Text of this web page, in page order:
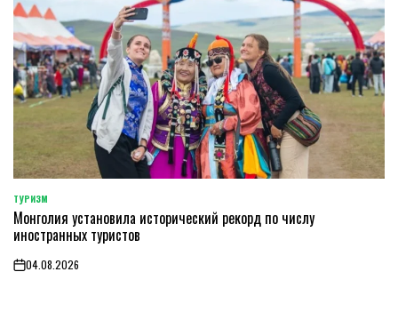
POSTED
IN
ТУРИЗМ
Монголия установила исторический рекорд по числу
иностранных туристов
on04.08.2026